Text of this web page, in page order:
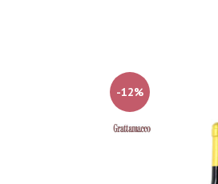
-12%